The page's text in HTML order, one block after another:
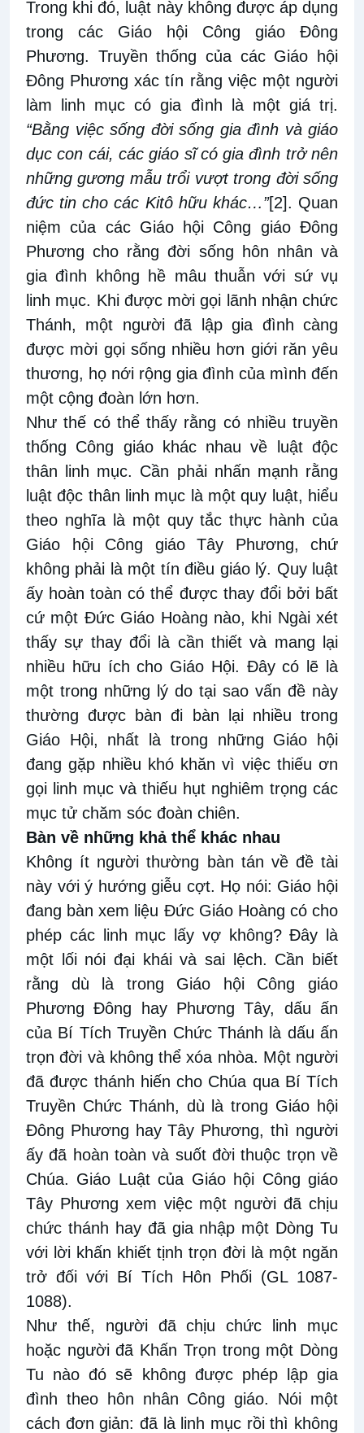
Trong khi đó, luật này không được áp dụng
trong các Giáo hội Công giáo Đông
Phương. Truyền thống của các Giáo hội
Đông Phương xác tín rằng việc một người
làm linh mục có gia đình là một giá trị.
“Bằng việc sống đời sống gia đình và giáo
dục con cái, các giáo sĩ có gia đình trở nên
những gương mẫu trổi vượt trong đời sống
đức tin cho các Kitô hữu khác…”[2]. Quan
niệm của các Giáo hội Công giáo Đông
Phương cho rằng đời sống hôn nhân và
gia đình không hề mâu thuẫn với sứ vụ
linh mục. Khi được mời gọi lãnh nhận chức
Thánh, một người đã lập gia đình càng
được mời gọi sống nhiều hơn giới răn yêu
thương, họ nới rộng gia đình của mình đến
một cộng đoàn lớn hơn.
Như thế có thể thấy rằng có nhiều truyền
thống Công giáo khác nhau về luật độc
thân linh mục. Cần phải nhấn mạnh rằng
luật độc thân linh mục là một quy luật, hiểu
theo nghĩa là một quy tắc thực hành của
Giáo hội Công giáo Tây Phương, chứ
không phải là một tín điều giáo lý. Quy luật
ấy hoàn toàn có thể được thay đổi bởi bất
cứ một Đức Giáo Hoàng nào, khi Ngài xét
thấy sự thay đổi là cần thiết và mang lại
nhiều hữu ích cho Giáo Hội. Đây có lẽ là
một trong những lý do tại sao vấn đề này
thường được bàn đi bàn lại nhiều trong
Giáo Hội, nhất là trong những Giáo hội
đang gặp nhiều khó khăn vì việc thiếu ơn
gọi linh mục và thiếu hụt nghiêm trọng các
mục tử chăm sóc đoàn chiên.
Bàn về những khả thể khác nhau
Không ít người thường bàn tán về đề tài
này với ý hướng giễu cợt. Họ nói: Giáo hội
đang bàn xem liệu Đức Giáo Hoàng có cho
phép các linh mục lấy vợ không? Đây là
một lối nói đại khái và sai lệch. Cần biết
rằng dù là trong Giáo hội Công giáo
Phương Đông hay Phương Tây, dấu ấn
của Bí Tích Truyền Chức Thánh là dấu ấn
trọn đời và không thểxóa nhòa. Một người
đã được thánh hiến cho Chúa qua Bí Tích
Truyền Chức Thánh, dù là trong Giáo hội
Đông Phương hay Tây Phương, thì người
ấy đã hoàn toàn và suốt đời thuộc trọn về
Chúa. Giáo Luật của Giáo hội Công giáo
Tây Phương xem việc một người đã chịu
chức thánh hay đã gia nhập một Dòng Tu
với lời khấn khiết tịnh trọn đời là một ngăn
trở đối với Bí Tích Hôn Phối (GL 1087-
1088).
Như thế, người đã chịu chức linh mục
hoặc người đã Khấn Trọn trong một Dòng
Tu nào đó sẽ không được phép lập gia
đình theo hôn nhân Công giáo. Nói một
cách đơn giản: đã là linh mục rồi thì không